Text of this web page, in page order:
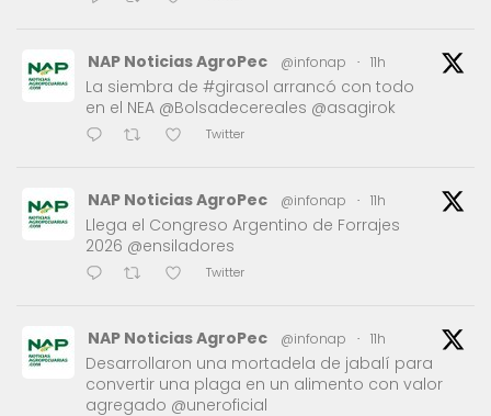
NAP Noticias AgroPec @infonap · 11h
La siembra de #girasol arrancó con todo
en el NEA @Bolsadecereales @asagirok
Twitter
NAP Noticias AgroPec @infonap · 11h
Llega el Congreso Argentino de Forrajes
2026 @ensiladores
Twitter
NAP Noticias AgroPec @infonap · 11h
Desarrollaron una mortadela de jabalí para
convertir una plaga en un alimento con valor
agregado @uneroficial